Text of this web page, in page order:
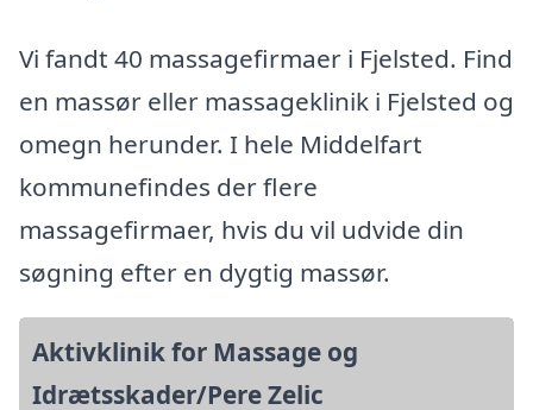
Vi fandt 40 massagefirmaer i Fjelsted. Find
en massør eller massageklinik i Fjelsted og
omegn herunder. I hele Middelfart
kommunefindes der flere
massagefirmaer, hvis du vil udvide din
søgning efter en dygtig massør.
Aktivklinik for Massage og
Idrætsskader/Pere Zelic